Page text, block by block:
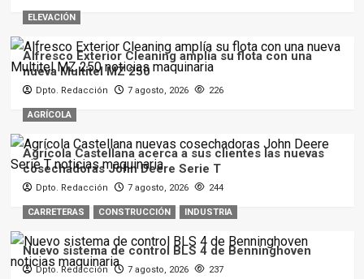
ELEVACIÓN
Alfresco Exterior Cleaning amplía su flota con una
nueva Multitel MZ 250
Dpto. Redacción 7 agosto, 2026 226
AGRÍCOLA
Agrícola Castellana acerca a sus clientes las nuevas
cosechadoras John Deere Serie T
Dpto. Redacción 7 agosto, 2026 244
CARRETERAS CONSTRUCCIÓN INDUSTRIA
Nuevo sistema de control BLS 4 de Benninghoven
Dpto. Redacción 7 agosto, 2026 237